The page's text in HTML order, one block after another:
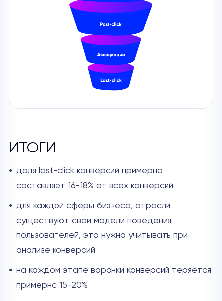
ИТОГИ
доля last-click конверсий примерно
составляет 16-18% от всех конверсий
для каждой сферы бизнеса, отрасли
существуют свои модели поведения
пользователей, это нужно учитывать при
анализе конверсий
на каждом этапе воронки конверсий теряется
примерно 15-20%